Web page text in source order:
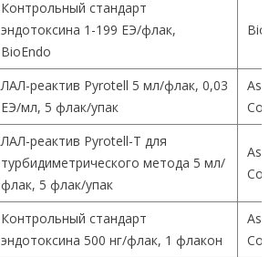
Контрольный стандарт
эндотоксина 1-199 ЕЭ/флак,
BioEndo
ЛАЛ-реактив Pyrotell 5 мл/флак, 0,03
ЕЭ/мл, 5 флак/упак
ЛАЛ-реактив Pyrotell-T для
турбидиметрического метода 5 мл/
флак, 5 флак/упак
Контрольный стандарт
эндотоксина 500 нг/флак, 1 флакон